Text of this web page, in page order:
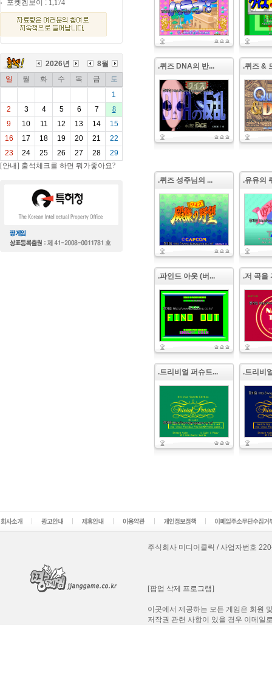
포켓겜보이 : 1,174
2026년
8월
일
월 화 수 목 금
토
1
2
3 4 5 6 7
8
9
10 11 12 13 14
15
16
17 18 19 20 21
22
23
24 25 26 27 28
29
[안내] 출석체크를 하면 뭐가좋아요?
.퀴즈 DNA의 반... .퀴즈 &
.퀴즈 성주님의 ... .유유의
.파인드 아웃 (버... .저 곡을
.트리비얼 퍼슈트... .트리비
주식회사 미디어클릭 / 사업자번호
[팝업 삭제 프로그램]
이곳에서 제공하는 모든 게임은 회원
저작권 관련 사항이 있을 경우 이메일